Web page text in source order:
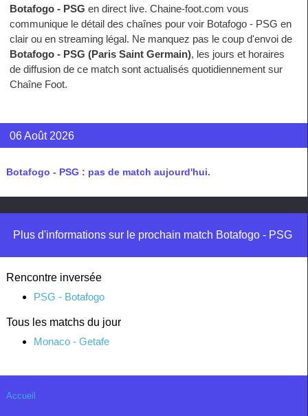
Botafogo - PSG en direct live. Chaine-foot.com vous
communique le détail des chaînes pour voir Botafogo - PSG en
clair ou en streaming légal. Ne manquez pas le coup d'envoi de
Botafogo - PSG (Paris Saint Germain), les jours et horaires
de diffusion de ce match sont actualisés quotidiennement sur
Chaîne Foot.
06 Août 2026
Botafogo - PSG : pas de match aujourd'hui.
Plus d'informations sur le prochain match Botafogo - PSG
Rencontre inversée
PSG - Botafogo
Tous les matchs du jour
Monaco - Getafe
Accueil